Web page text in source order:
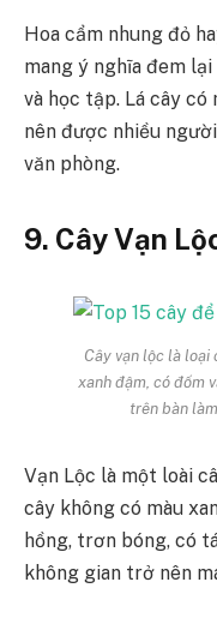
Hoa cẩm nhung đỏ
mang ý nghĩa đem
và học tập. Lá cây có
nên được nhiều
văn phòng.
9. Cây Vạn
Cây vạn lộc là loại
xanh đậm, có đốm
trên bàn
Vạn Lộc là một loài
cây không có màu
hồng, trơn bóng, có
không gian trở nên